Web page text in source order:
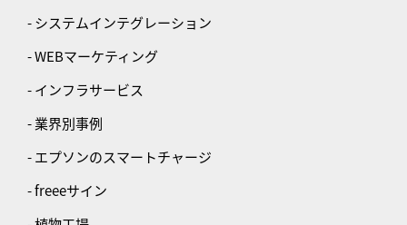
- システムインテグレーション
- WEBマーケティング
- インフラサービス
- 業界別事例
- エプソンのスマートチャージ
- freeeサイン